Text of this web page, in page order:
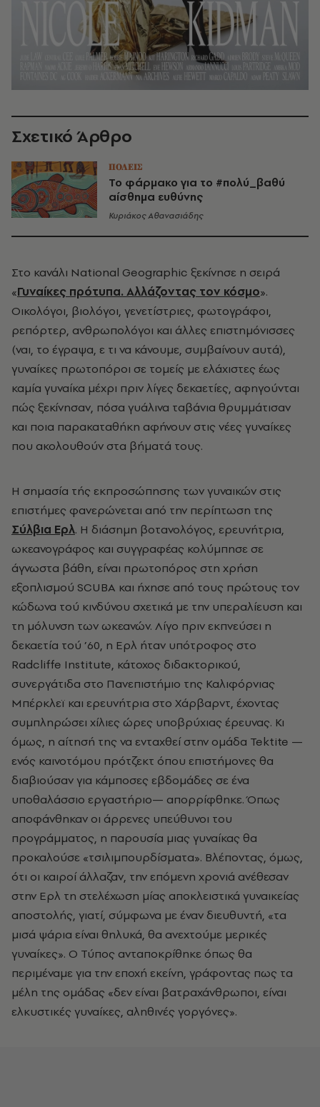
Σχετικό Άρθρο
ΠΟΛΕΙΣ
Το φάρμακο για το #πολύ_βαθύ
αίσθημα ευθύνης
Κυριάκος Αθανασιάδης
Στο κανάλι National Geographic ξεκίνησε η σειρά
«Γυναίκες πρότυπα. Αλλάζοντας τον κόσμο».
Οικολόγοι, βιολόγοι, γενετίστριες, φωτογράφοι,
ρεπόρτερ, ανθρωπολόγοι και άλλες επιστημόνισσες
(ναι, το έγραψα, ε τι να κάνουμε, συμβαίνουν αυτά),
γυναίκες πρωτοπόροι σε τομείς με ελάχιστες έως
καμία γυναίκα μέχρι πριν λίγες δεκαετίες, αφηγούνται
πώς ξεκίνησαν, πόσα γυάλινα ταβάνια θρυμμάτισαν
και ποια παρακαταθήκη αφήνουν στις νέες γυναίκες
που ακολουθούν στα βήματά τους.
Η σημασία τής εκπροσώπησης των γυναικών στις
επιστήμες φανερώνεται από την περίπτωση της
Σύλβια Ερλ. Η διάσημη βοτανολόγος, ερευνήτρια,
ωκεανογράφος και συγγραφέας κολύμπησε σε
άγνωστα βάθη, είναι πρωτοπόρος στη χρήση
εξοπλισμού SCUBA και ήχησε από τους πρώτους τον
κώδωνα τού κινδύνου σχετικά με την υπεραλίευση και
τη μόλυνση των ωκεανών. Λίγο πριν εκπνεύσει η
δεκαετία τού ’60, η Ερλ ήταν υπότροφος στο
Radcliffe Institute, κάτοχος διδακτορικού,
συνεργάτιδα στο Πανεπιστήμιο της Καλιφόρνιας
Μπέρκλεϊ και ερευνήτρια στο Χάρβαρντ, έχοντας
συμπληρώσει χίλιες ώρες υποβρύχιας έρευνας. Κι
όμως, η αίτησή της να ενταχθεί στην ομάδα Tektite —
ενός καινοτόμου πρότζεκτ όπου επιστήμονες θα
διαβιούσαν για κάμποσες εβδομάδες σε ένα
υποθαλάσσιο εργαστήριο— απορρίφθηκε. Όπως
αποφάνθηκαν οι άρρενες υπεύθυνοι του
προγράμματος, η παρουσία μιας γυναίκας θα
προκαλούσε «τσιλιμπουρδίσματα». Βλέποντας, όμως,
ότι οι καιροί άλλαζαν, την επόμενη χρονιά ανέθεσαν
στην Ερλ τη στελέχωση μίας αποκλειστικά γυναικείας
αποστολής, γιατί, σύμφωνα με έναν διευθυντή, «τα
μισά ψάρια είναι θηλυκά, θα ανεχτούμε μερικές
γυναίκες». Ο Τύπος ανταποκρίθηκε όπως θα
περιμέναμε για την εποχή εκείνη, γράφοντας πως τα
μέλη της ομάδας «δεν είναι βατραχάνθρωποι, είναι
ελκυστικές γυναίκες, αληθινές γοργόνες».